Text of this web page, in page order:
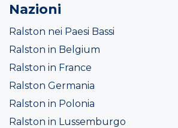
Nazioni
Ralston nei Paesi Bassi
Ralston in Belgium
Ralston in France
Ralston Germania
Ralston in Polonia
Ralston in Lussemburgo